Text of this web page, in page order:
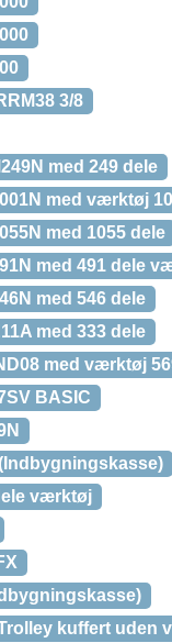
3/8
med 249 dele
med værktøj
med 1055 dele
med 491 dele
med 546 dele
med 333 dele
med værktøj
BASIC
værktøj
kuffert uden